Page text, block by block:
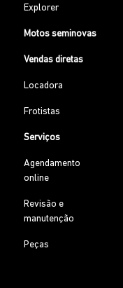
Explorer
Motos seminovas
Vendas diretas
Locadora
Frotistas
Serviços
Agendamento
online
Revisão e
manutenção
Peças